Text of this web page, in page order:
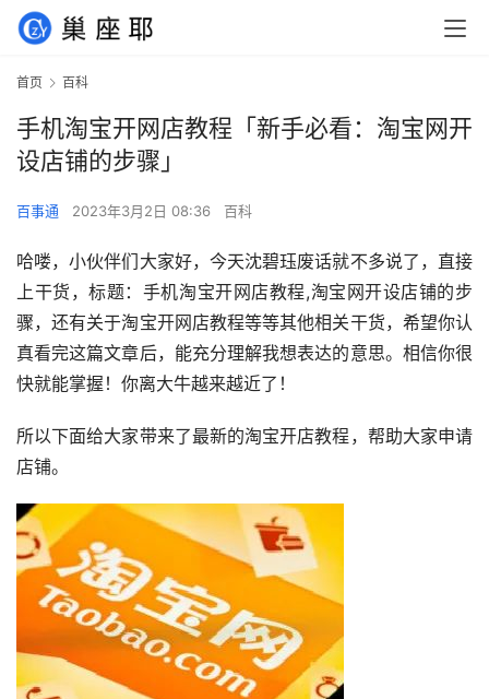
首页 百科
手机淘宝开网店教程「新手必看：淘宝网开
设店铺的步骤」
百事通 2023年3月2日 08:36 百科
哈喽，小伙伴们大家好，今天沈碧珏废话就不多说了，直接
上干货，标题：手机淘宝开网店教程,淘宝网开设店铺的步
骤，还有关于淘宝开网店教程等等其他相关干货，希望你认
真看完这篇文章后，能充分理解我想表达的意思。相信你很
快就能掌握！你离大牛越来越近了！
所以下面给大家带来了最新的淘宝开店教程，帮助大家申请
店铺。